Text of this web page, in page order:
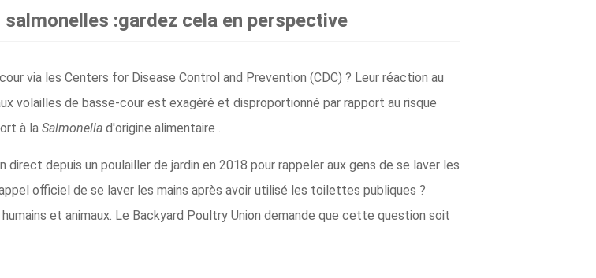
:gardez cela en perspective
via les Centers for Disease Control and Prevention (CDC) ? Leur réaction au
volailles de basse-cour est exagéré et disproportionné par rapport au risque
à la Salmonella d'origine alimentaire .
depuis un poulailler de jardin en 2018 pour rappeler aux gens de se laver les
officiel de se laver les mains après avoir utilisé les toilettes publiques ?
et animaux. Le Backyard Poultry Union demande que cette question soit